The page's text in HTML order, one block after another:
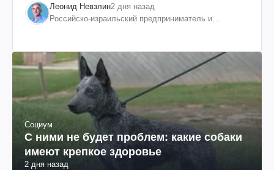
Леонид Невзлин2 дня назад
Российско-израильский предприниматель и
Социум
С ними не будет проблем: какие собаки
имеют крепкое здоровье
2 дня назад